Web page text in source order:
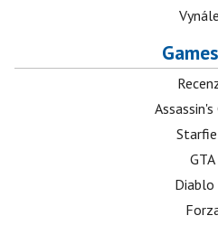
Assassin's
GTA
Diablo